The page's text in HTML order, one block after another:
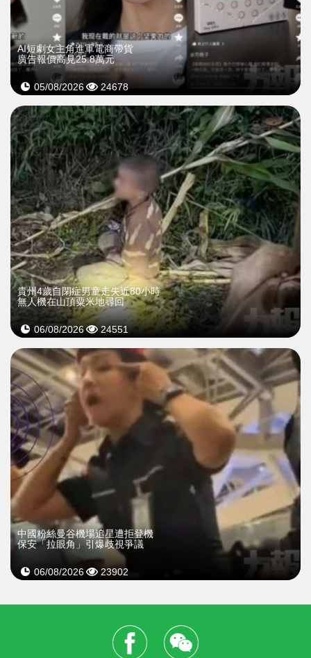
AI短劇女主角進軍電商帶貨
廣告報價高見25.8萬元
05/08/2026 24678
貴州4歲自閉症男童走失近80小時
無人機在山頂粟米地尋回
06/08/2026 24551
中國粉絲曼谷機場追星遭拒登機
保安「拉眼角」引爆歧視爭議
06/08/2026 23902